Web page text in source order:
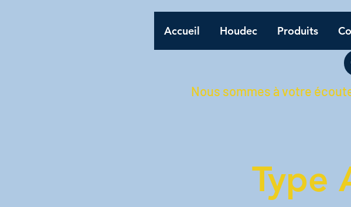
Accueil Houdec Produits
Nous sommes à votre
Type